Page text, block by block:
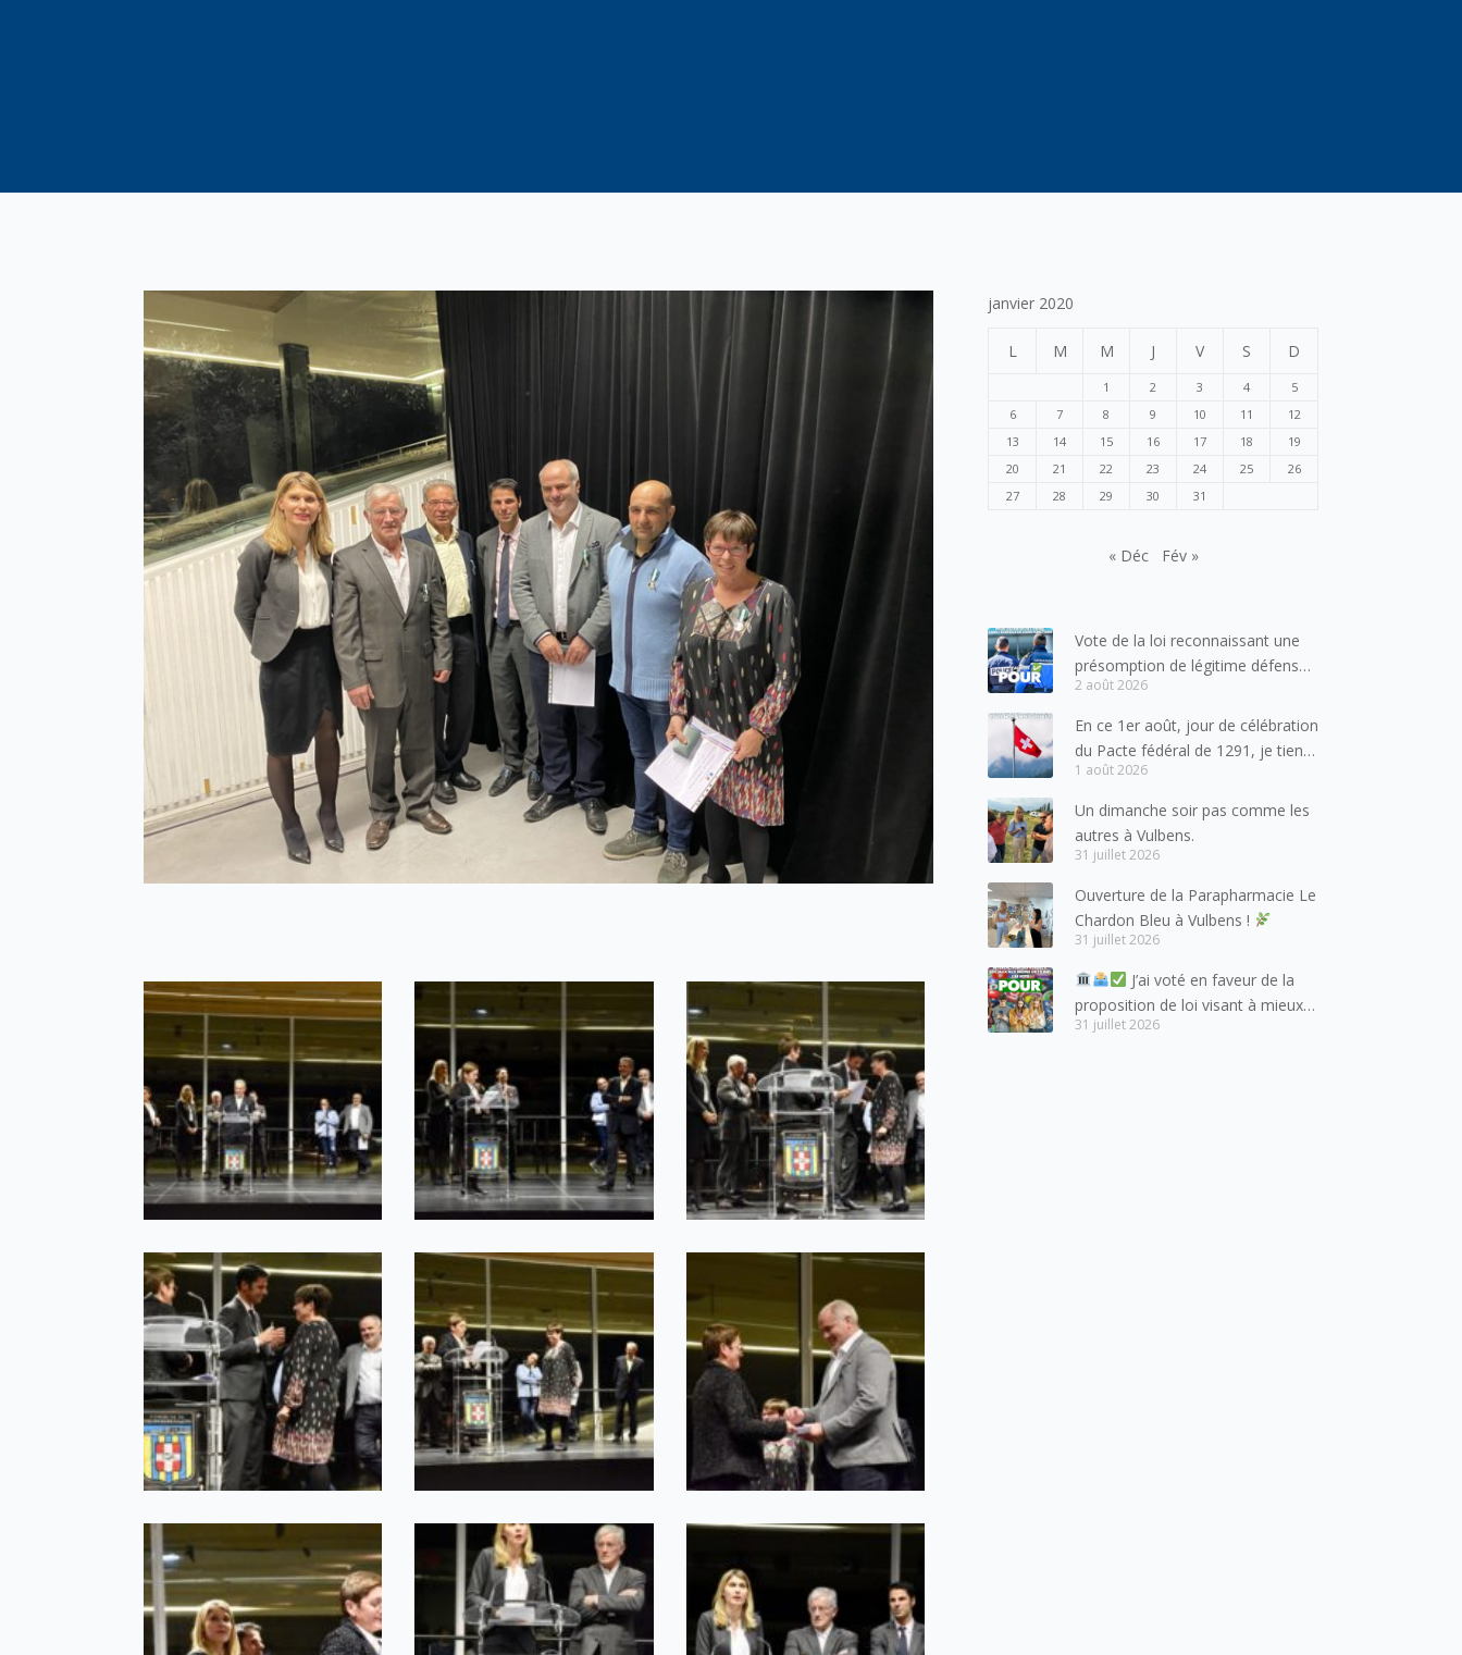
janvier 2020
L M M J V S D
1 2 3 4
5
6
7 8 9 10 11
12
13
14 15 16 17 18
19
20
21 22 23 24 25
26
27
28 29 30 31
« Déc Fév »
Vote de la loi reconnaissant une
présomption de légitime défense
pour les forces de l’ordre
2 août 2026
En ce 1er août, jour de célébration
du Pacte fédéral de 1291, je tiens
à adresser mes meilleures
salutations à nos voisins et amis
suisses, et plus particulièrement
aux habitants du bassin genevois
lesquels la Haute-Savoie
entretient des liens étroits et
quotidiens.
1 août 2026
Un dimanche soir pas comme les
autres à Vulbens.
31 juillet 2026
Ouverture de la Parapharmacie Le
Chardon Bleu à Vulbens !
31 juillet 2026
J’ai voté en faveur de la
proposition de loi visant à mieux
protéger les mineurs des risques
31 juillet 2026